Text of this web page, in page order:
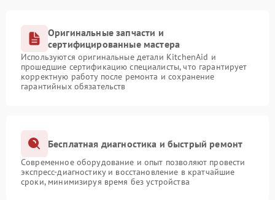
Оригинальные запчасти и
сертифицированные мастера
Используются оригинальные детали KitchenAid и
прошедшие сертификацию специалисты, что гарантирует
корректную работу после ремонта и сохранение
гарантийных обязательств
Бесплатная диагностика и быстрый ремонт
Современное оборудование и опыт позволяют провести
экспресс-диагностику и восстановление в кратчайшие
сроки, минимизируя время без устройства